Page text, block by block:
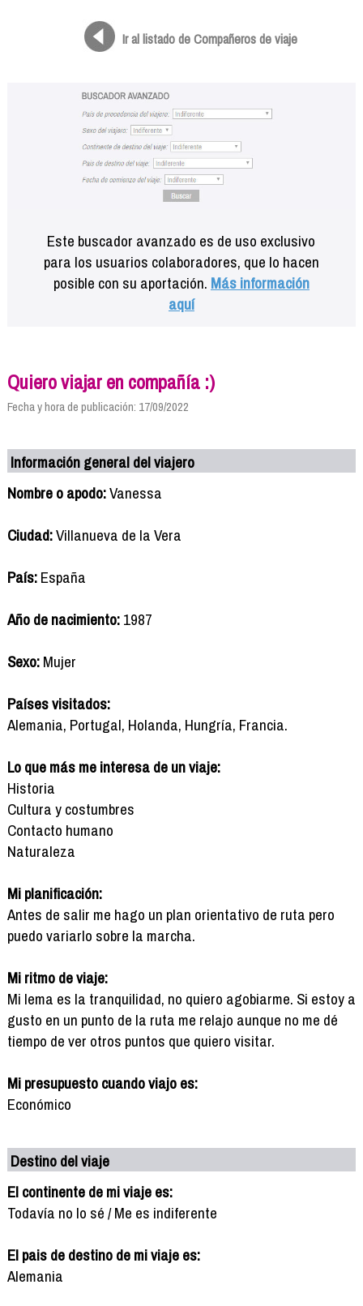
Ir al listado de Compañeros de viaje
Este buscador avanzado es de uso exclusivo
para los usuarios colaboradores, que lo hacen
posible con su aportación. Más información
aquí
Quiero viajar en compañía :)
Fecha y hora de publicación: 17/09/2022
Información general del viajero
Nombre o apodo:Vanessa
Ciudad:Villanueva de la Vera
País:España
Año de nacimiento:1987
Sexo:Mujer
Países visitados:
Alemania, Portugal, Holanda, Hungría, Francia.
Lo que más me interesa de un viaje:
Historia
Cultura y costumbres
Contacto humano
Naturaleza
Mi planificación:
Antes de salir me hago un plan orientativo de ruta pero
puedo variarlo sobre la marcha.
Mi ritmo de viaje:
Mi lema es la tranquilidad, no quiero agobiarme. Si estoy a
gusto en un punto de la ruta me relajo aunque no me dé
tiempo de ver otros puntos que quiero visitar.
Mi presupuesto cuando viajo es:
Económico
Destino del viaje
El continente de mi viaje es:
Todavía no lo sé / Me es indiferente
El pais de destino de mi viaje es:
Alemania